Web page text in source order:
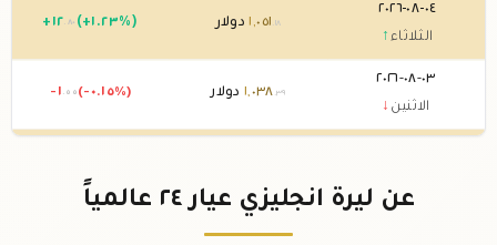
٠٤-٠٨-٢٠٢٦
الثلاثاء ↑
١ ,٠٥١ .١٨ دولار + ١٢ .٨٠ (+١.٢٣%)
٠٣-٠٨-٢٠٢٦
الاثنين ↓
١,٠٣٨ .٣٩ دولار -١ .٥٥ (-٠.١٥%)
١,٠٣٩.٩٤ دولار
عن ليرة انجليزي عيار ٢٤ عالمياً